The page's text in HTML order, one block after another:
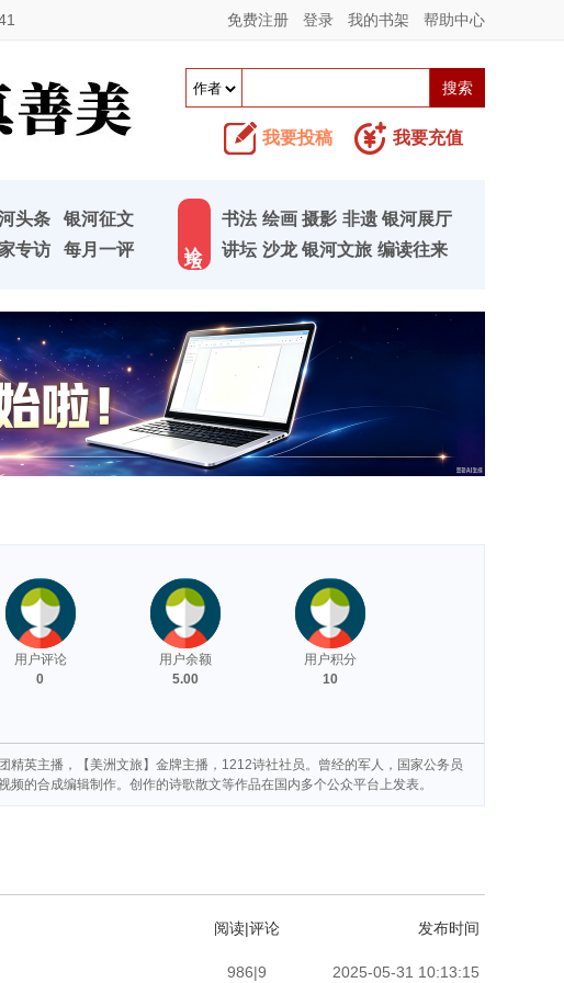
免费注册 登录 我的书架 帮助中心
我要投稿 我要充值
头条
银河征文
专访
每月一评
书法 绘画 摄影 非遗 银河展厅
讲坛 沙龙 银河文旅 编读往来
用户评论
0
用户余额
5.00
用户积分
10
英主播，【美洲文旅】金牌主播，1212诗社社员。曾经的军人，国家公务员
的合成编辑制作。创作的诗歌散文等作品在国内多个公众平台上发表。
阅读|评论 发布时间
986|9 2025-05-31 10:13:15